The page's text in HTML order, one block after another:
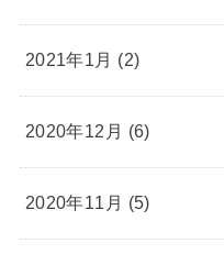
2021年1月 (2)
2020年12月 (6)
2020年11月 (5)